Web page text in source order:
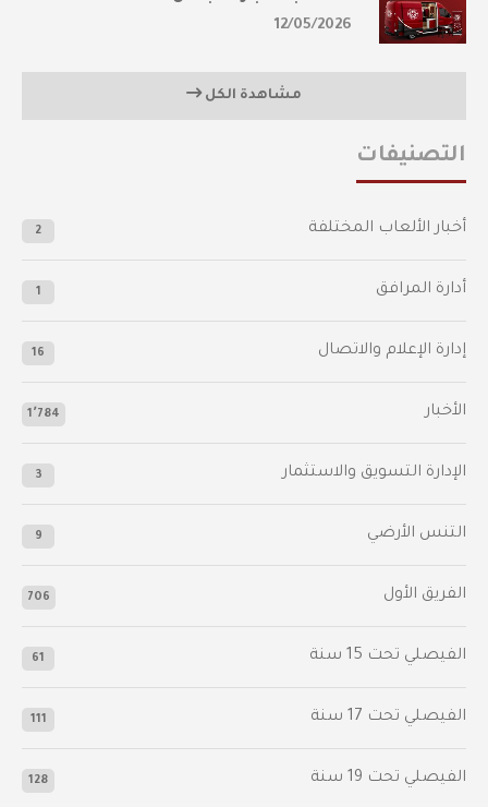
12/05/2026
مشاهدة الكل
التصنيفات
أخبار الألعاب المختلفة 2
أدارة المرافق 1
إدارة الإعلام والاتصال 16
الأخبار 1٬784
الإدارة التسويق والاستثمار 3
التنس الأرضي 9
الفريق الأول 706
الفيصلي‬⁩ تحت 15 سنة 61
‫الفيصلي‬⁩ تحت 17 سنة 111
الفيصلي‬⁩ تحت 19 سنة 128